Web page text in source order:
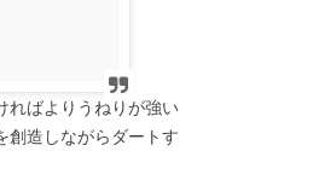
ればよりうねりが強い
創造しながらダートす